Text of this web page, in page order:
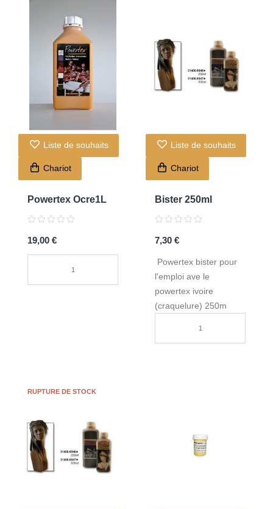
Liste de souhaits
Chariot
Powertex Ocre1L
19,00 €
Liste de souhaits
Chariot
Bister 250ml
7,30 €
Powertex bister pour
l'emploi ave le
powertex ivoire
(craquelure) 250m
RUPTURE DE STOCK